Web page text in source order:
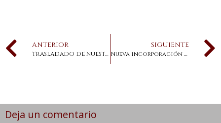
ANTERIOR
TRASLADADO DE NUESTRO PADRE JESÚS NAZARENO RESCATADO.
SIGUIENTE
Nueva incorporación a nuestro repertorio
Deja un comentario